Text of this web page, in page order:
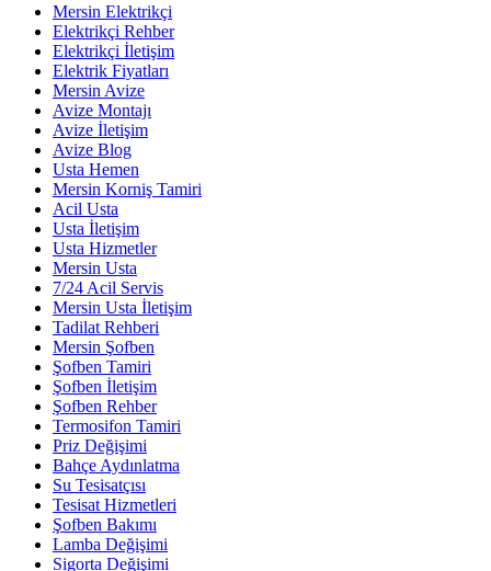
Mersin Elektrikçi
Elektrikçi Rehber
Elektrikçi İletişim
Elektrik Fiyatları
Mersin Avize
Avize Montajı
Avize İletişim
Avize Blog
Usta Hemen
Mersin Korniş Tamiri
Acil Usta
Usta İletişim
Usta Hizmetler
Mersin Usta
7/24 Acil Servis
Mersin Usta İletişim
Tadilat Rehberi
Mersin Şofben
Şofben Tamiri
Şofben İletişim
Şofben Rehber
Termosifon Tamiri
Priz Değişimi
Bahçe Aydınlatma
Su Tesisatçısı
Tesisat Hizmetleri
Şofben Bakımı
Lamba Değişimi
Sigorta Değişimi